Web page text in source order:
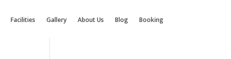
Facilities Gallery About Us Blog Booking